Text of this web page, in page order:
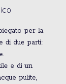
per la
di due parti:
e di un
pulite,